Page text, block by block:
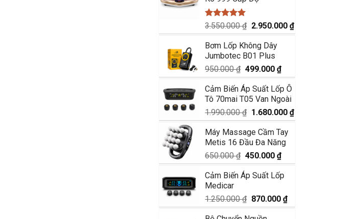
Được xếp
hạng5.00
5 sao
3.550.000₫ Giá
gốc
là:
3.550.000 ₫.
2.950.000₫Giá
hiện
Bơm Lốp Không Dây
Jumbotec B01 Plus
950.000₫ Giá
gốc
là:
950.000 ₫.
499.000₫Giá
hiện
tại
là:
499.000 ₫.
Cảm Biến Áp Suất Lốp Ô
Tô 70mai T05 Van Ngoài
1.990.000₫ Giá
gốc
là:
1.990.000 ₫.
1.680.000₫Giá
hiện
Máy Massage Cầm Tay
Metis 16 Đầu Đa Năng
650.000₫ Giá
gốc
là:
450.000₫Giá
hiện
tại
450.000 ₫.
Cảm Biến Áp Suất Lốp
Medicar
1.250.000₫ Giá
gốc
870.000₫Giá
hiện